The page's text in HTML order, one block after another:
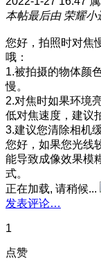
本帖最后由 荣耀
您好，拍照时对焦
哦：
1.被拍摄的物体颜
慢。
2.对焦时如果环境
低对焦速度，建议
3.建议您清除相机
您好，如果您光线
能导致成像效果模
式。
正在加载, 请稍候...
发表评论…
1
点赞